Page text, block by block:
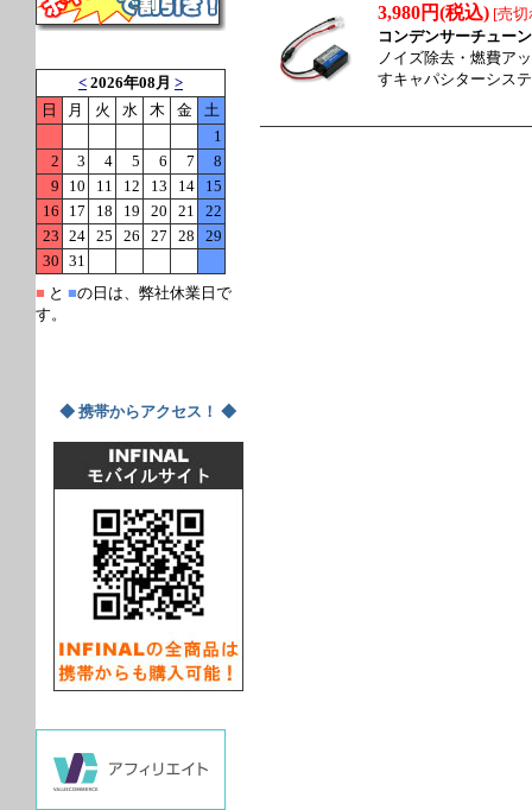
■ と ■の日は、弊社休業日で
す。
◆ 携帯からアクセス！ ◆
3,980円(税込) [売切
コンデンサーチューン
ノイズ除去・燃費ア
すキャパシターシス